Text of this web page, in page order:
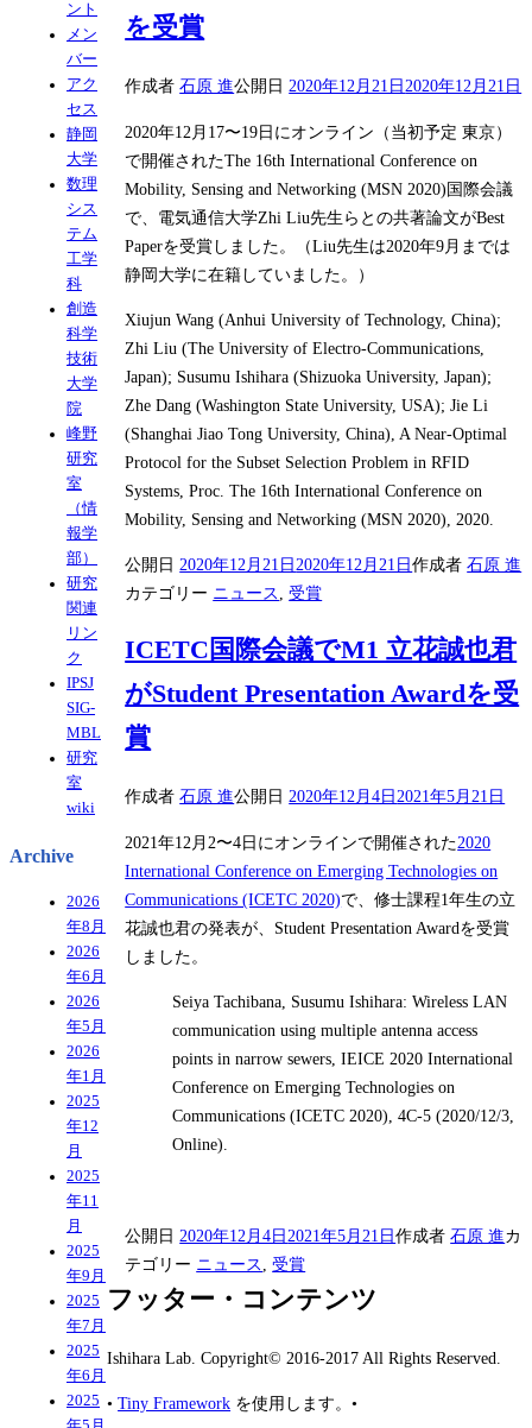
を受賞
作成者石原 進公開日 2020年12月21日2020年12月21日
2020年12月17〜19日にオンライン（当初予定 東京）
で開催されたThe 16th International Conference on
Mobility, Sensing and Networking (MSN 2020)国際会議
で、電気通信大学Zhi Liu先生らとの共著論文がBest
Paperを受賞しました。（Liu先生は2020年9月までは
静岡大学に在籍していました。）
Xiujun Wang (Anhui University of Technology, China);
Zhi Liu (The University of Electro-Communications,
Japan); Susumu Ishihara (Shizuoka University, Japan);
Zhe Dang (Washington State University, USA); Jie Li
(Shanghai Jiao Tong University, China), A Near-Optimal
Protocol for the Subset Selection Problem in RFID
Systems, Proc. The 16th International Conference on
Mobility, Sensing and Networking (MSN 2020), 2020.
公開日2020年12月21日2020年12月21日作成者石原 進
カテゴリー ニュース,受賞
ICETC国際会議でM1 立花誠也君
がStudent Presentation Awardを受
賞
作成者石原 進公開日2020年12月4日2021年5月21日
2021年12月2〜4日にオンラインで開催された2020
International Conference on Emerging Technologies on
Communications (ICETC 2020)で、修士課程1年生の立
花誠也君の発表が、Student Presentation Awardを受賞
しました。
Seiya Tachibana, Susumu Ishihara: Wireless LAN
communication using multiple antenna access
points in narrow sewers, IEICE 2020 International
Conference on Emerging Technologies on
Communications (ICETC 2020), 4C-5 (2020/12/3,
Online).
公開日 2020年12月4日2021年5月21日作成者石原 進カ
テゴリー ニュース ,受賞
ント
メン
バー
アク
セス
静岡
大学
数理
シス
テム
工学
科
創造
科学
技術
大学
院
峰野
研究
室
（情
報学
部）
研究
関連
リン
ク
IPSJ
SIG-
MBL
研究
室
wiki
Archive
2026
年8月
2026
年6月
2026
年5月
2026
年1月
2025
年12
月
2025
年11
月
2025
年9月
2025
年7月
2025
年6月
2025
フッター・コンテンツ
Ishihara Lab. Copyright© 2016-2017 All Rights Reserved.
• Tiny Framework を使用します。•